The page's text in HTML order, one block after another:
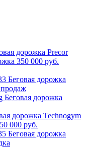
Precor
350 000 руб.
Беговая дорожка
Беговая дорожка
Technogym
000 руб.
Беговая дорожка